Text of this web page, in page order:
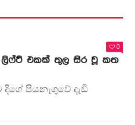
0
එකක් තුල සිර වූ කත
පියනැගුවේ දැඩි